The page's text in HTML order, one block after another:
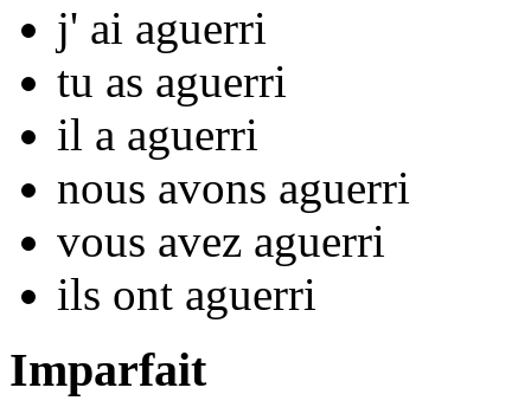
j' ai aguerri
tu as aguerri
il a aguerri
nous avons aguerri
vous avez aguerri
ils ont aguerri
Imparfait